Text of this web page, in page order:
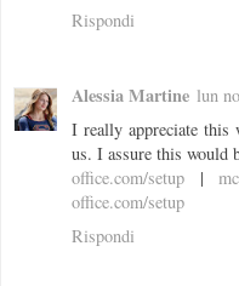
Rispondi
Alessia Martine lun
I really appreciate this
us. I assure this would
office.com/setup |
office.com/setup
Rispondi